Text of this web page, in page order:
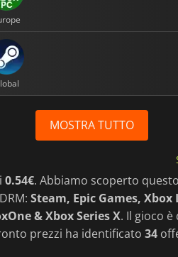
MOSTRA TUTTO
0.54€. Abbiamo scoperto
Steam, Epic Games,
& Xbox Series X. Il gioco
prezzi ha identificato 34